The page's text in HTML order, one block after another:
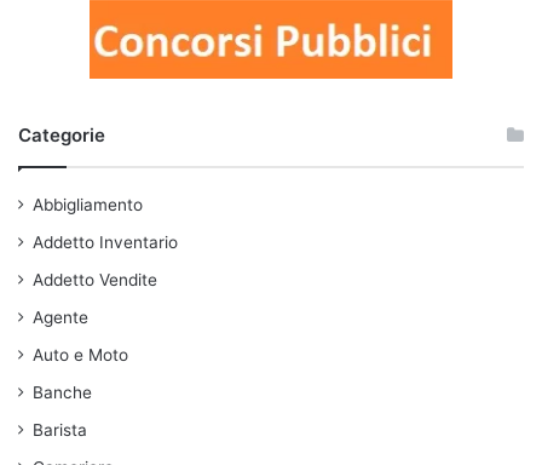
Categorie
Abbigliamento
Addetto Inventario
Addetto Vendite
Agente
Auto e Moto
Banche
Barista